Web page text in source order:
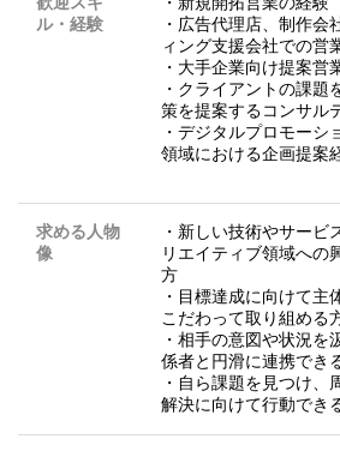
ル・経験
・広告代理店、制作会
ィング支援会社での営
・大手企業向け提案営
・クライアントの課題
策を提案するコンサル
・デジタルプロモーシ
領域における企画提案
求める人物
像
・新しい技術やサービ
リエイティブ領域への
方
・目標達成に向けて主
こだわって取り組める
・相手の意図や状況を
係者と円滑に連携でき
・自ら課題を見つけ、
解決に向けて行動でき